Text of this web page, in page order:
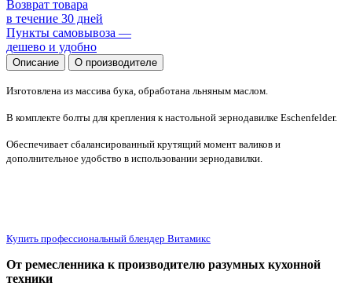
Возврат товара
в течение 30 дней
Пункты самовывоза —
дешево и удобно
Описание О производителе
Изготовлена из массива бука, обработана льняным маслом.
В комплекте болты для крепления к настольной зернодавилке Eschenfelder.
Обеспечивает сбалансированный крутящий момент валиков и
дополнительное удобство в использовании зернодавилки.
Купить профессиональный блендер Витамикс
От ремесленника к производителю разумных кухонной
техники